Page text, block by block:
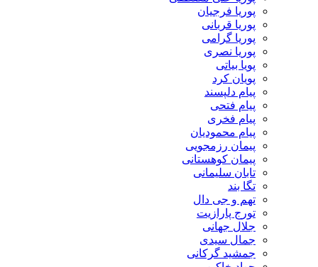
پوریا فرجیان
پوریا قربانی
پوریا گرامی
پوریا نصری
پویا بیاتی
پویان کرد
پیام دلپسند
پیام فتحی
پیام فخری
پیام محمودیان
پیمان رزمجویی
پیمان کوهستانی
تابان سلیمانی
تهم و جی دال
تورج پارازیت
جلال جهانی
جمال سیدی
جمشید گرکانی